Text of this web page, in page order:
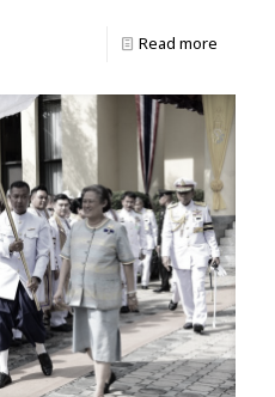
Read more